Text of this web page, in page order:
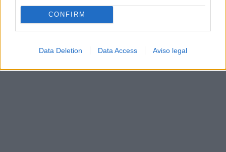
CONFIRM
Data Deletion Data Access Aviso legal